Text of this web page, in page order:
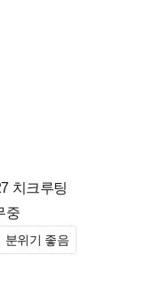
템:
)
육해드립니다!
이해하실 수 있어요
적인 문의나 안내 상담
치크루팅
중
분위기 좋음